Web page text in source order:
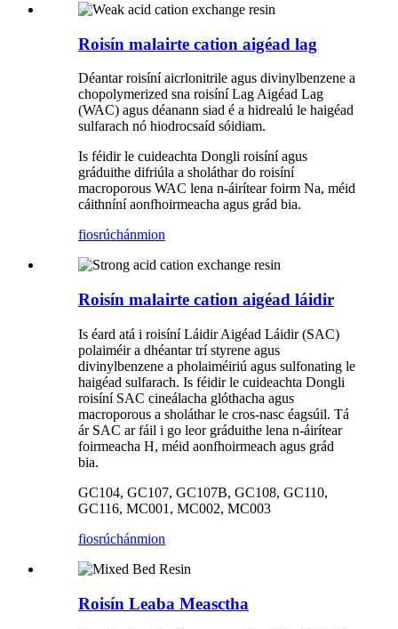
Roisín malairte cation aigéad lag
Déantar roisíní aicrlonitrile agus divinylbenzene a
chopolymerized sna roisíní Lag Aigéad Lag
(WAC) agus déanann siad é a hidrealú le haigéad
sulfarach nó hiodrocsaíd sóidiam.
Is féidir le cuideachta Dongli roisíní agus
gráduithe difriúla a sholáthar do roisíní
macroporous WAC lena n-áirítear foirm Na, méid
cáithníní aonfhoirmeacha agus grád bia.
fiosrúchánmion
Roisín malairte cation aigéad láidir
Is éard atá i roisíní Láidir Aigéad Láidir (SAC)
polaiméir a dhéantar trí styrene agus
divinylbenzene a pholaiméiriú agus sulfonating le
haigéad sulfarach. Is féidir le cuideachta Dongli
roisíní SAC cineálacha glóthacha agus
macroporous a sholáthar le cros-nasc éagsúil. Tá
ár SAC ar fáil i go leor gráduithe lena n-áirítear
foirmeacha H, méid aonfhoirmeach agus grád
bia.
GC104, GC107, GC107B, GC108, GC110,
GC116, MC001, MC002, MC003
fiosrúchánmion
Roisín Leaba Measctha